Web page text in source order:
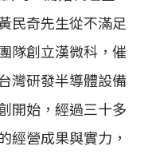
民奇先生從不滿足
隊創立漢微科，催
灣研發半導體設備
開始，經過三十多
經營成果與實力，